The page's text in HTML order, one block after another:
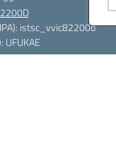
istsc_vvic82200d
UFUKAE